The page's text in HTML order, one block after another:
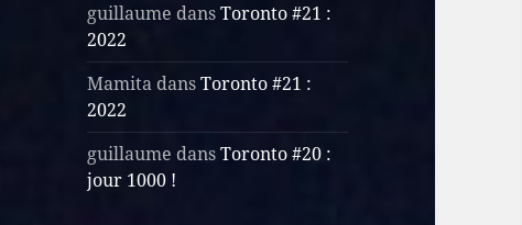
guillaume dansToronto #21 :
2022
Mamita dansToronto #21 :
2022
guillaume dansToronto #20 :
jour 1000 !